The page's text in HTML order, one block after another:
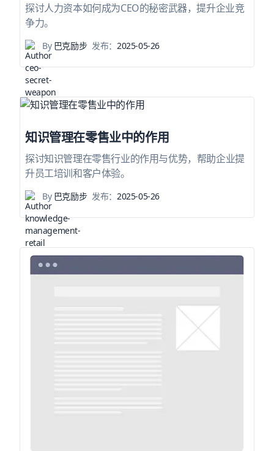
探讨人力资本如何成为CEO的秘密武器，提升企业竞
争力。
By巴克励步 发布：2025-05-26
知识管理在零售业中的作用
探讨知识管理在零售行业的作用与优势，帮助企业提
升员工培训和客户体验。
By巴克励步 发布：2025-05-26